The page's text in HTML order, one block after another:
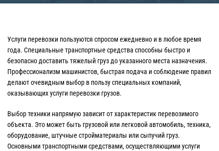
Услуги перевозки пользуются спросом ежедневно и в любое время
года. Специальные транспортные средства способны быстро и
безопасно доставить тяжелый груз до указанного места назначения.
Профессионализм машинистов, быстрая подача и соблюдение правил
делают очевидным выбор в пользу специальных компаний,
оказывающих услуги перевозки грузов.
Выбор техники напрямую зависит от характеристик перевозимого
объекта. Это может быть грузовой или легковой автомобиль, техника,
оборудование, штучные стройматериалы или сыпучий груз.
Основными транспортными средствами, осуществляющими услуги